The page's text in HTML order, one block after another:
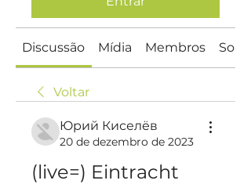
Discussão Mídia Membros Sobre
Voltar
Юрий Киселёв
20 de dezembro de 2023
(live=) Eintracht